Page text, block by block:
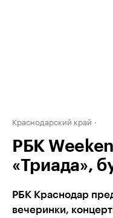
Краснодарский край
РБК
«Триада»,
РБК Краснодар
вечеринки,